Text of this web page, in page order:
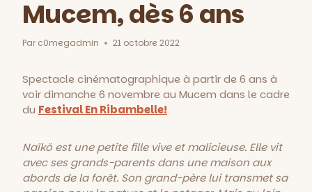
Mucem, dès 6 ans
Par c0megadmin 21 octobre 2022
Spectacle cinématographique à partir de 6 ans à
voir dimanche 6 novembre au Mucem dans le cadre
du Festival En Ribambelle!
Naïkö est une petite fille vive et malicieuse. Elle vit
avec ses grands-parents dans une maison aux
abords de la forêt. Son grand-père lui transmet sa